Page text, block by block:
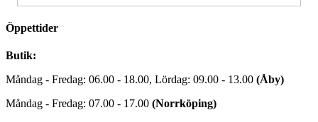
Öppettider
Butik:
Måndag - Fredag: 06.00 - 18.00, Lördag: 09.00 - 13.00 (Åby)
Måndag - Fredag: 07.00 - 17.00 (Norrköping)